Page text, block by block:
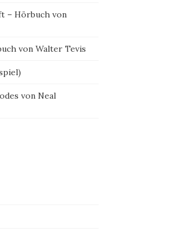
– Hörbuch von
von Walter Tevis
von Neal